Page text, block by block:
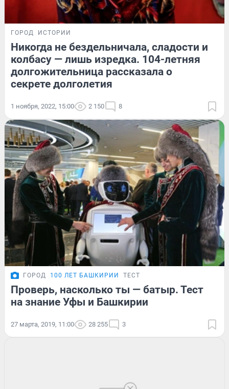
ГОРОД ИСТОРИИ
Никогда не бездельничала, сладости и
колбасу — лишь изредка. 104-летняя
долгожительница рассказала о
секрете долголетия
1 ноября, 2022, 15:00 2 150 8
ГОРОД 100 ЛЕТ БАШКИРИИ ТЕСТ
Проверь, насколько ты — батыр. Тест
на знание Уфы и Башкирии
27 марта, 2019, 11:00 28 255 3